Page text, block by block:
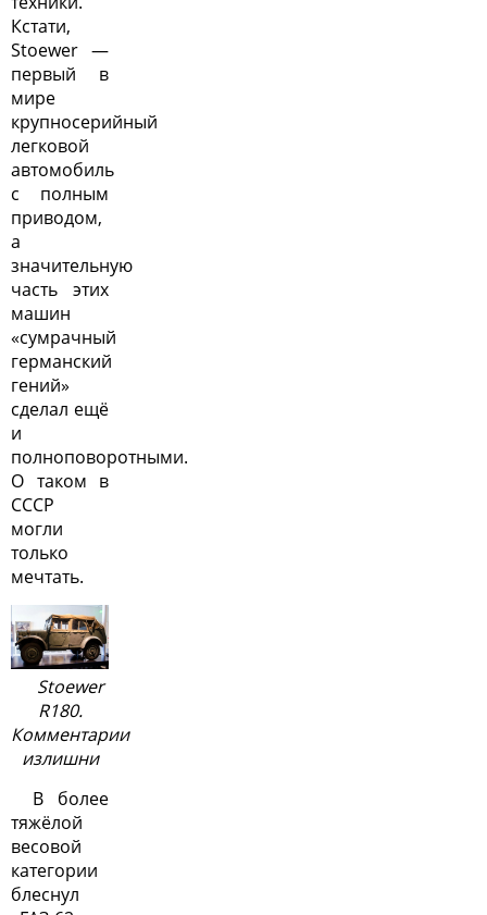
Кстати,
Stoewer —
первый в
мире
крупносерийный
легковой
автомобиль
с полным
приводом,
а
значительную
часть этих
машин
«сумрачный
германский
гений»
сделал ещё
и
полноповоротными.
О таком в
СССР
могли
только
мечтать.
Stoewer
R180.
Комментарии
излишни
В более
тяжёлой
весовой
категории
блеснул